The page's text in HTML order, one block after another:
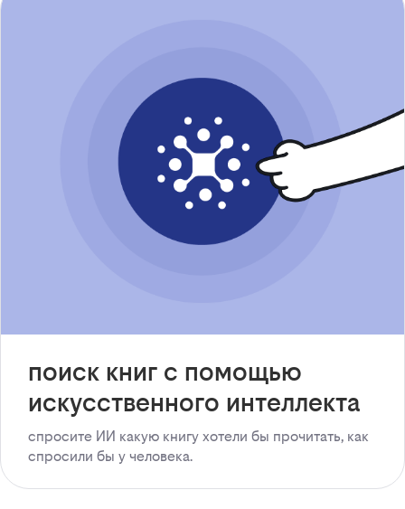
поиск книг с помощью
искусственного интеллекта
спросите ИИ какую книгу хотели бы прочитать, как
спросили бы у человека.